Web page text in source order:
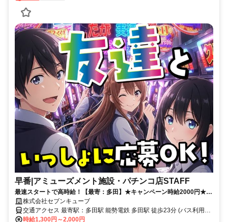
早番|アミューズメント施設・パチンコ店STAFF
最速スタートで高時給！【最寄：多田】★キャンペーン時給2000円★週
2日～＆土日祝休み＆短時間も可能
株式会社セブンキューブ
交通アクセス 最寄駅：多田駅 能勢電鉄 多田駅 徒歩23分 (バス利用推
奨：多田神社前 徒歩6分)
時給1,300円～2,000円